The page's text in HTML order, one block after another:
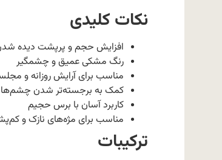
نکات کلیدی
افزایش حجم و پرپشت دیده
رنگ مشکی عمیق و چشمگیر
مناسب برای آرایش روزانه و
کمک به برجسته‌تر شدن چشم‌ها
کاربرد آسان با برس حجیم
مناسب برای مژه‌های نازک و
ترکیبات